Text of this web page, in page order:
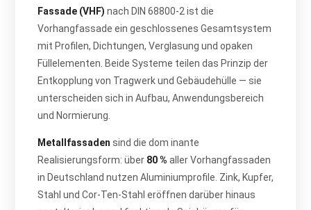
Fassade (VHF) nach DIN 68800‑2 ist die
Vorhangfassade ein geschlossenes Gesamtsystem
mit Profilen, Dichtungen, Verglasung und opaken
Füllelementen. Beide Systeme teilen das Prinzip der
Entkopplung von Tragwerk und Gebäudehülle — sie
unterscheiden sich in Aufbau, Anwendungsbereich
und Normierung.
Metallfassaden sind die dom inante
Realisierungsform: über 80 % aller Vorhangfassaden
in Deutschland nutzen Aluminiumprofile. Zink, Kupfer,
Stahl und Cor-Ten-Stahl eröffnen darüber hinaus